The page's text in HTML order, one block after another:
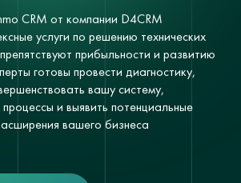
CRM от компании D4CRM
услуги по решению технических
прибыльности и развитию
готовы провести диагностику,
вашу систему,
и выявить потенциальные
вашего бизнеса